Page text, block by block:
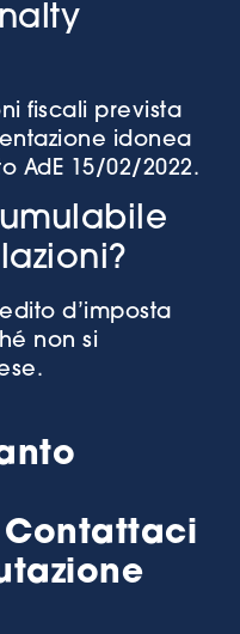
fiscali prevista
idonea
AdE 15/02/2022.
d’imposta
non si
Contattaci